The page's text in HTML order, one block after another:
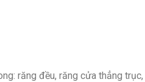
răng đều, răng cửa thẳng